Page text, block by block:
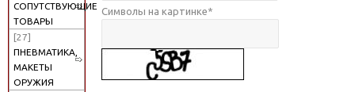
СОПУТСТВУЮЩИЕ
ТОВАРЫ
[27]
ПНЕВМАТИКА,
МАКЕТЫ
ОРУЖИЯ
Символы на картинке*